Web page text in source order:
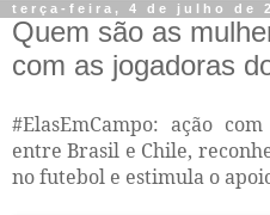
terça-feira, 4 de julho de
Quem são as
com as jogadoras
#ElasEmCampo: ação
entre Brasil e Chile,
no futebol e estimula o